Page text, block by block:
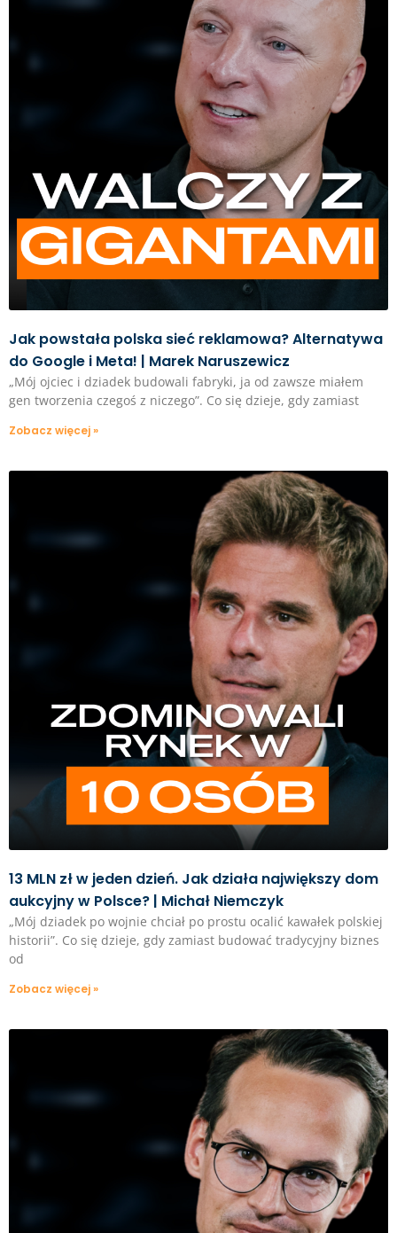
Jak powstała polska sieć reklamowa? Alternatywa
do Google i Meta! | Marek Naruszewicz
„Mój ojciec i dziadek budowali fabryki, ja od zawsze miałem
gen tworzenia czegoś z niczego”. Co się dzieje, gdy zamiast
Zobacz więcej »
13 MLN zł w jeden dzień. Jak działa największy dom
aukcyjny w Polsce? | Michał Niemczyk
„Mój dziadek po wojnie chciał po prostu ocalić kawałek polskiej
historii”. Co się dzieje, gdy zamiast budować tradycyjny biznes
od
Zobacz więcej »